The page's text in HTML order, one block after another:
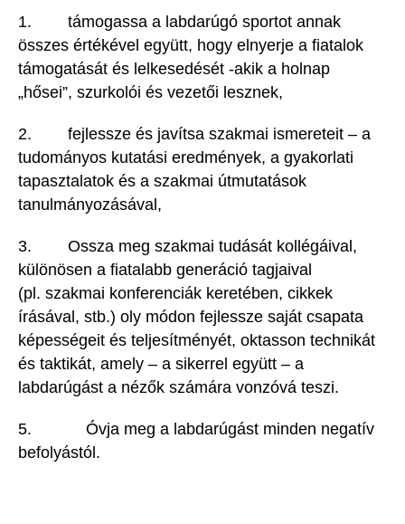
1. támogassa a labdarúgó sportot annak
összes értékével együtt, hogy elnyerje a fiatalok
támogatását és lelkesedését -akik a holnap
„hősei”, szurkolói és vezetői lesznek,
2. fejlessze és javítsa szakmai ismereteit – a
tudományos kutatási eredmények, a gyakorlati
tapasztalatok és a szakmai útmutatások
tanulmányozásával,
3. Ossza meg szakmai tudását kollégáival,
különösen a fiatalabb generáció tagjaival
(pl. szakmai konferenciák keretében, cikkek
írásával, stb.) oly módon fejlessze saját csapata
képességeit és teljesítményét, oktasson technikát
és taktikát, amely – a sikerrel együtt – a
labdarúgást a nézők számára vonzóvá teszi.
5. Óvja meg a labdarúgást minden negatív
befolyástól.